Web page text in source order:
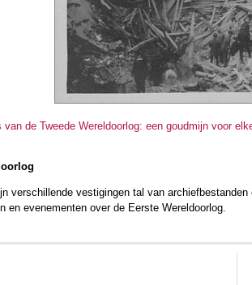
de Tweede Wereldoorlog: een goudmijn voor
verschillende vestigingen tal van
en evenementen over de Eerste Wereldoorlog.